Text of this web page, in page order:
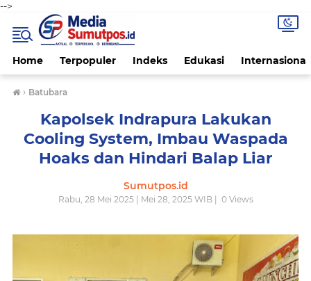
-->
Home Terpopuler Indeks Edukasi Internasional
› Batubara
Kapolsek Indrapura Lakukan
Cooling System, Imbau Waspada
Hoaks dan Hindari Balap Liar
Sumutpos.id
Rabu, 28 Mei 2025 | Mei 28, 2025 WIB | 0Views